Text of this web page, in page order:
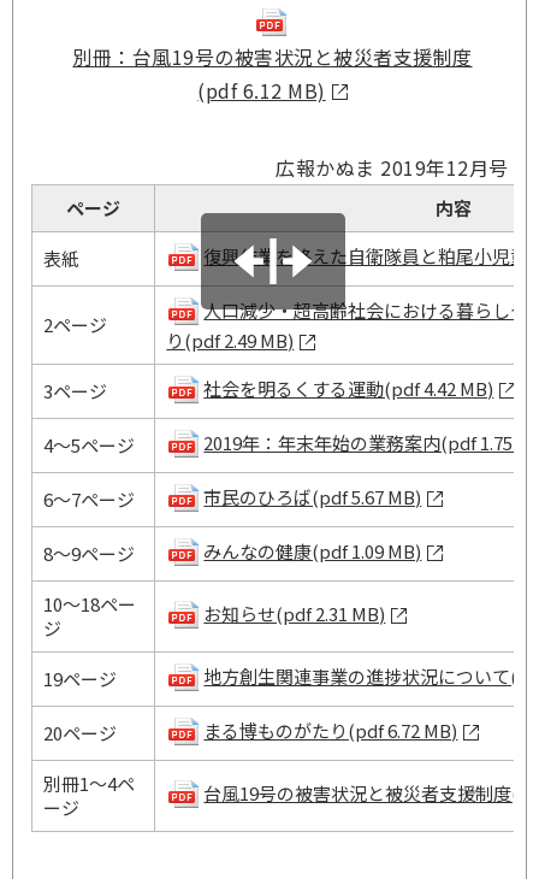
別冊：台風19号の被害状況と被災者支援制度
(pdf 6.12 MB)
広報かぬま 2019年12月号
ページ
内容
表紙
復興作業を終えた自衛隊員と粕尾小児童
2ページ
人口減少・超高齢社会における暮らしや
り(pdf 2.49 MB)
3ページ
社会を明るくする運動(pdf 4.42 MB)
4～5ページ 2019年：年末年始の業務案内(pdf 1.75
6～7ページ 市民のひろば(pdf 5.67 MB)
8～9ページ みんなの健康(pdf 1.09 MB)
10～18ペー
ジ
お知らせ(pdf 2.31 MB)
19ページ 地方創生関連事業の進捗状況について
20ページ まる博ものがたり(pdf 6.72 MB)
別冊1～4ペ
ージ
台風19号の被害状況と被災者支援制度